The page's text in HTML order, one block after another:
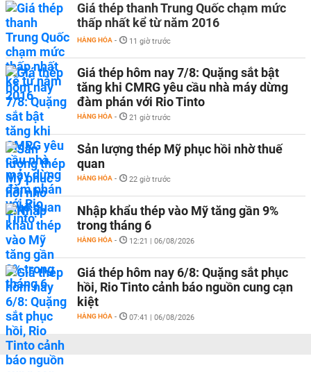
Giá thép thanh Trung Quốc chạm mức
thấp nhất kể từ năm 2016
HÀNG HÓA - 11 giờ trước
Giá thép hôm nay 7/8: Quặng sắt bật
tăng khi CMRG yêu cầu nhà máy dừng
đàm phán với Rio Tinto
HÀNG HÓA - 21 giờ trước
Sản lượng thép Mỹ phục hồi nhờ thuế
quan
HÀNG HÓA - 22 giờ trước
Nhập khẩu thép vào Mỹ tăng gần 9%
trong tháng 6
HÀNG HÓA - 12:21 | 06/08/2026
Giá thép hôm nay 6/8: Quặng sắt phục
hồi, Rio Tinto cảnh báo nguồn cung cạn
kiệt
HÀNG HÓA - 07:41 | 06/08/2026